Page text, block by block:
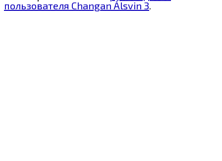
пользователя Changan Alsvin 3.